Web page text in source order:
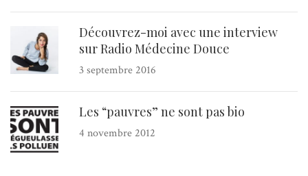
Découvrez-moi avec une interview
sur Radio Médecine Douce
3 septembre 2016
Les “pauvres” ne sont pas bio
4 novembre 2012